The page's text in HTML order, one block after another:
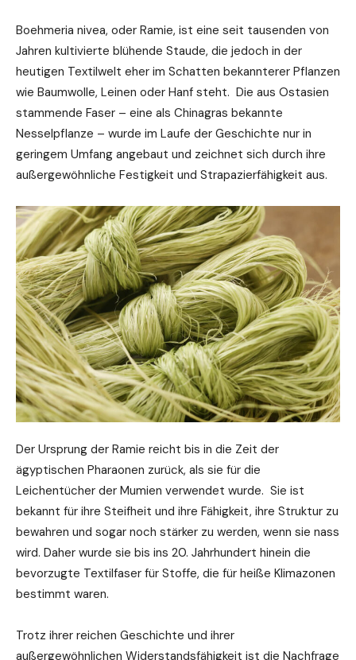
Boehmeria nivea, oder Ramie, ist eine seit tausenden von
Jahren kultivierte blühende Staude, die jedoch in der
heutigen Textilwelt eher im Schatten bekannterer Pflanzen
wie Baumwolle, Leinen oder Hanf steht. Die aus Ostasien
stammende Faser – eine als Chinagras bekannte
Nesselpflanze – wurde im Laufe der Geschichte nur in
geringem Umfang angebaut und zeichnet sich durch ihre
außergewöhnliche Festigkeit und Strapazierfähigkeit aus.
Der Ursprung der Ramie reicht bis in die Zeit der
ägyptischen Pharaonen zurück, als sie für die
Leichentücher der Mumien verwendet wurde. Sie ist
bekannt für ihre Steifheit und ihre Fähigkeit, ihre Struktur zu
bewahren und sogar noch stärker zu werden, wenn sie nass
wird. Daher wurde sie bis ins 20. Jahrhundert hinein die
bevorzugte Textilfaser für Stoffe, die für heiße Klimazonen
bestimmt waren.
Trotz ihrer reichen Geschichte und ihrer
außergewöhnlichen Widerstandsfähigkeit ist die Nachfrage